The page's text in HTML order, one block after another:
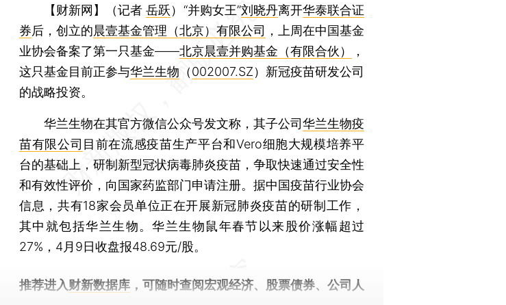
【财新网】（记者岳跃） “并购女王”刘晓丹离开华泰联合证
券后，创立的晨壹基金管理（北京）有限公司 ，上周在中国基金
业协会备案了第一只基金——北京晨壹并购基金（有限合伙）
，
这只基金目前正参与华兰生物 （002007.SZ）新冠疫苗研发公司
的战略投资。
华兰生物在其官方微信公众号发文称，其子公司华兰生物疫
苗有限公司 目前在流感疫苗生产平台和Vero细胞大规模培养平
台的基础上，研制新型冠状病毒肺炎疫苗，争取快速通过安全性
和有效性评价，向国家药监部门申请注册。据中国疫苗行业协会
信息，共有18家会员单位正在开展新冠肺炎疫苗的研制工作，
其中就包括华兰生物。华兰生物鼠年春节以来股价涨幅超过
27%，4月9日收盘报48.69元/股。
推荐进入财新数据库 ，可随时查阅宏观经济、股票债券、公司人